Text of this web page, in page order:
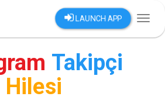
LAUNCH APP
Takipçi
Hilesi